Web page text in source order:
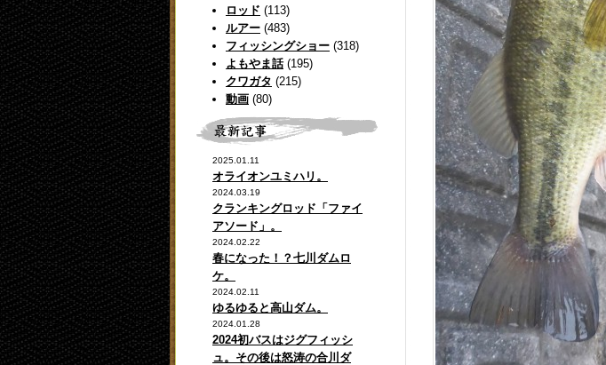
ロッド (113)
ルアー (483)
フィッシングショー (318)
よもやま話(195)
クワガタ (215)
動画 (80)
2025.01.11
オライオンユミハリ。
2024.03.19
クランキングロッド「ファイ
アソード」。
2024.02.22
春になった！？七川ダムロ
ケ。
2024.02.11
ゆるゆると高山ダム。
2024.01.28
2024初バスはジグフィッシ
ュ。その後は怒涛の合川ダ